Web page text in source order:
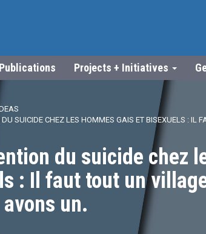
Projects + Initiatives
SUICIDE CHEZ LES HOMMES GAIS ET BISEXUELS : IL
du suicide chez
: Il faut tout un
un.